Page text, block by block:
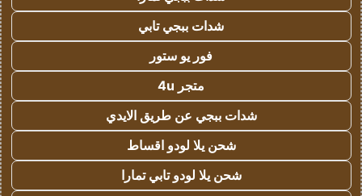
شدات ببجي تابي
فور يو ستور
متجر 4u
شدات ببجي عن طريق الايدي
شحن يلا لودو اقساط
شحن يلا لودو تابي تمارا